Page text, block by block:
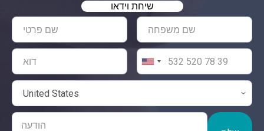
שיחת וידאו